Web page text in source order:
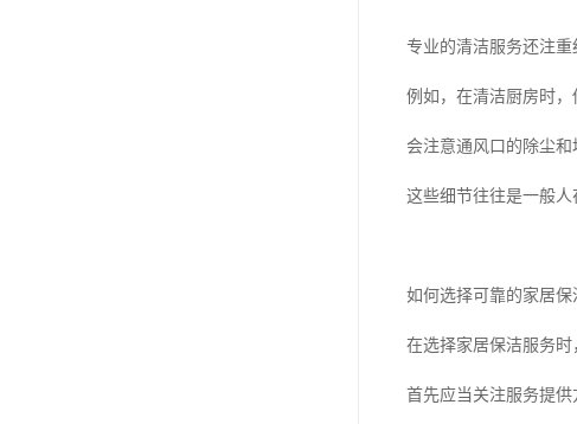
专业的清洁服务还注重
例如，在清洁厨房时
会注意通风口的除尘和
这些细节往往是一般人
如何选择可靠的家居保
在选择家居保洁服务时
首先应当关注服务提供